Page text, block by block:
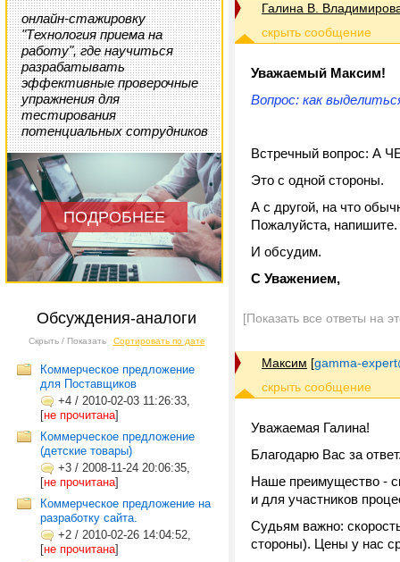
онлайн-стажировку
"Технология приема на
работу", где научиться
разрабатывать
эффективные проверочные
упражнения для
тестирования
потенциальных сотрудников
ПОДРОБНЕЕ
Обсуждения-аналоги
Скрыть / Показать Сортировать по дате
Коммерческое предложение
для Поставщиков
+4 / 2010-02-03 11:26:33,
[не прочитана]
Коммерческое предложение
(детские товары)
+3 / 2008-11-24 20:06:35,
[не прочитана]
Коммерческое предложение на
разработку сайта.
+2 / 2010-02-26 14:04:52,
[не прочитана]
Галина В.
Уважаемый Максим!
Вопрос: как
Встречный вопрос: А
Это с одной стороны.
А с другой, на что
Пожалуйста, напишите.
И обсудим.
С Уважением,
[Показать все ответы на
Максим [gamma-
Уважаемая Галина!
Благодарю Вас за
Наше преимущество -
и для участников
Судьям важно:
стороны). Цены у нас